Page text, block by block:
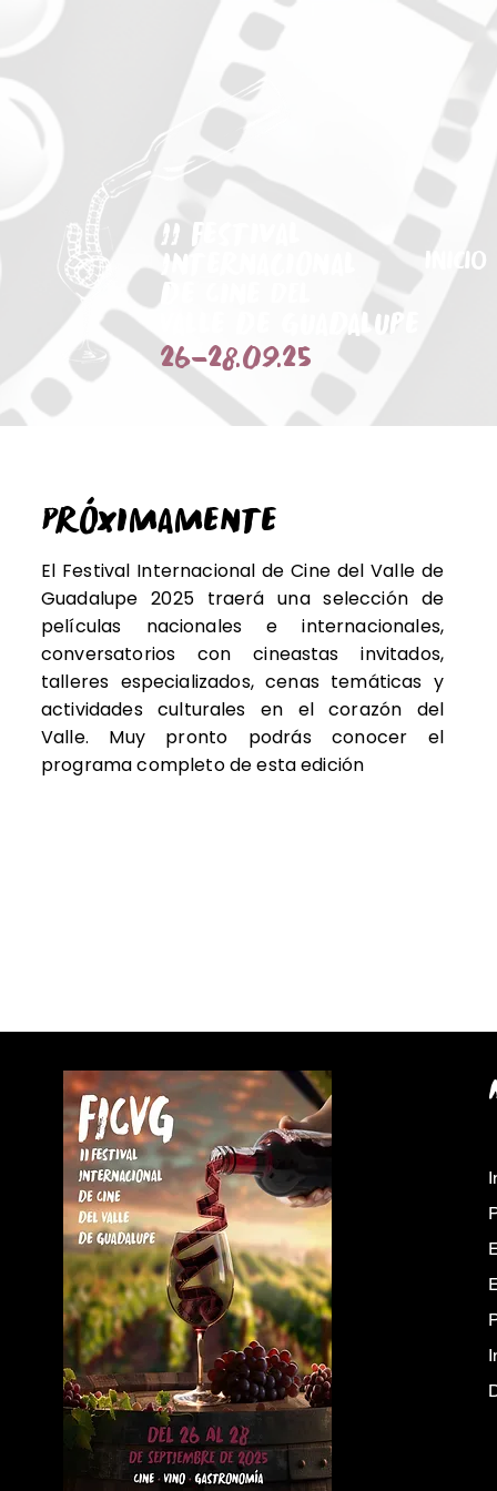
II Festival
Internacional
de Cine DEL
Valle de Guadalupe
26-28.09.25
Inicio
Próximamente
El Festival Internacional de Cine del Valle de
Guadalupe 2025 traerá una selección de
películas nacionales e internacionales,
conversatorios con cineastas invitados,
talleres especializados, cenas temáticas y
actividades culturales en el corazón del
Valle. Muy pronto podrás conocer el
programa completo de esta edición